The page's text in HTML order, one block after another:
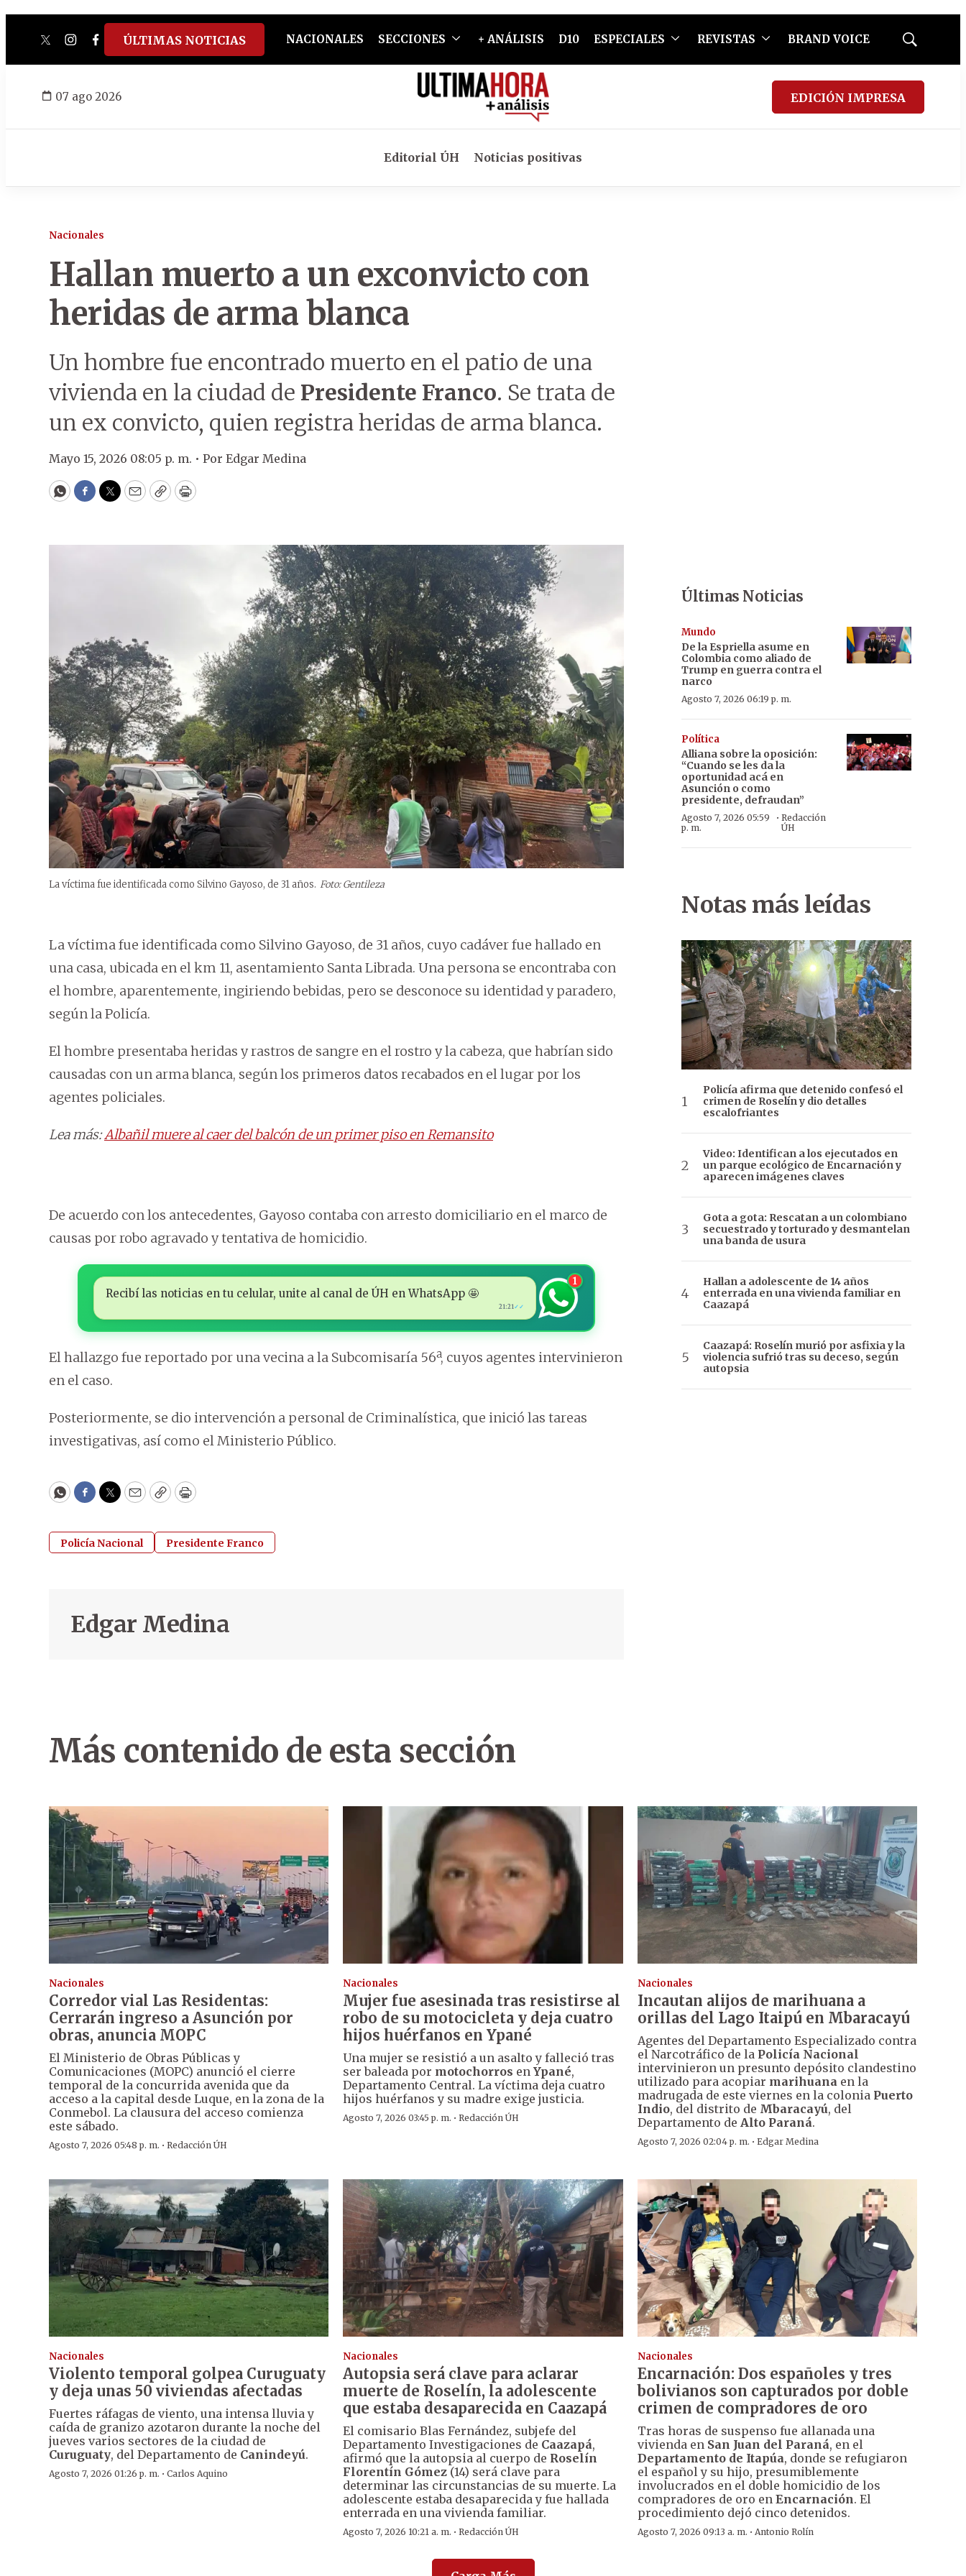
twitterinstagram
facebook
tiktokyoutube
spotify
ÚLTIMAS NOTICIAS NACIONALES SECCIONES + ANÁLISIS D10 ESPECIALES REVISTAS BRAND VOICE
Mostrar
07 ago 2026 EDICIÓN IMPRESA
Editorial ÚH Noticias positivas
Nacionales
Hallan muerto a un exconvicto con
heridas de arma blanca
Un hombre fue encontrado muerto en el patio de una
vivienda en la ciudad de Presidente Franco. Se trata de
un ex convicto, quien registra heridas de arma blanca.
Mayo 15, 2026 08:05 p. m. • Por Edgar Medina
WhatsApp
Facebook
Twitter
EmailCopyPrint
La víctima fue identificada como Silvino Gayoso, de 31 años. Foto: Gentileza
La víctima fue identificada como Silvino Gayoso, de 31 años, cuyo cadáver fue hallado en
una casa, ubicada en el km 11, asentamiento Santa Librada. Una persona se encontraba con
el hombre, aparentemente, ingiriendo bebidas, pero se desconoce su identidad y paradero,
según la Policía.
El hombre presentaba heridas y rastros de sangre en el rostro y la cabeza, que habrían sido
causadas con un arma blanca, según los primeros datos recabados en el lugar por los
agentes policiales.
Lea más:Albañil muere al caer del balcón de un primer piso en Remansito
De acuerdo con los antecedentes, Gayoso contaba con arresto domiciliario en el marco de
causas por robo agravado y tentativa de homicidio.
Recibí las noticias en tu celular, unite al canal de ÚH en WhatsApp 🤩
21:21✓✓
1
El hallazgo fue reportado por una vecina a la Subcomisaría 56ª, cuyos agentes intervinieron
en el caso.
Posteriormente, se dio intervención a personal de Criminalística, que inició las tareas
investigativas, así como el Ministerio Público.
WhatsApp
Facebook
Twitter
EmailCopyPrint
Policía Nacional Presidente Franco
Edgar Medina
Últimas Noticias
Mundo
De la Espriella asume en
Colombia como aliado de
Trump en guerra contra el
narco
Agosto 7, 2026 06:19 p. m.
Política
Alliana sobre la oposición:
“Cuando se les da la
oportunidad acá en
Asunción o como
presidente, defraudan”
Agosto 7, 2026 05:59
p. m.
·Redacción
ÚH
Notas más leídas
Policía afirma que detenido confesó el
crimen de Roselín y dio detalles
escalofriantes
Video: Identifican a los ejecutados en
un parque ecológico de Encarnación y
aparecen imágenes claves
Gota a gota: Rescatan a un colombiano
secuestrado y torturado y desmantelan
una banda de usura
Hallan a adolescente de 14 años
enterrada en una vivienda familiar en
Caazapá
Caazapá: Roselín murió por asfixia y la
violencia sufrió tras su deceso, según
autopsia
Más contenido de esta sección
Nacionales
Corredor vial Las Residentas:
Cerrarán ingreso a Asunción por
obras, anuncia MOPC
El Ministerio de Obras Públicas y
Comunicaciones (MOPC) anunció el cierre
temporal de la concurrida avenida que da
acceso a la capital desde Luque, en la zona de la
Conmebol. La clausura del acceso comienza
este sábado.
Agosto 7, 2026 05:48 p. m. · Redacción ÚH
Nacionales
Mujer fue asesinada tras resistirse al
robo de su motocicleta y deja cuatro
hijos huérfanos en Ypané
Una mujer se resistió a un asalto y falleció tras
ser baleada por motochorros enYpané,
Departamento Central. La víctima deja cuatro
hijos huérfanos y su madre exige justicia.
Agosto 7, 2026 03:45 p. m. ·Redacción ÚH
Nacionales
Incautan alijos de marihuana a
orillas del Lago Itaipú en Mbaracayú
Agentes del Departamento Especializado contra
el Narcotráfico de la Policía Nacional
intervinieron un presunto depósito clandestino
utilizado para acopiar marihuanaen la
madrugada de este viernes en la colonia Puerto
Indio, del distrito de Mbaracayú, del
Departamento de Alto Paraná.
Agosto 7, 2026 02:04 p. m. · Edgar Medina
Nacionales
Violento temporal golpea Curuguaty
y deja unas 50 viviendas afectadas
Fuertes ráfagas de viento, una intensa lluvia y
caída de granizo azotaron durante la noche del
jueves varios sectores de la ciudad de
Curuguaty, del Departamento de Canindeyú.
Agosto 7, 2026 01:26 p. m. · Carlos Aquino
Nacionales
Autopsia será clave para aclarar
muerte de Roselín, la adolescente
que estaba desaparecida en Caazapá
El comisario Blas Fernández, subjefe del
Departamento Investigaciones de Caazapá,
afirmó que la autopsia al cuerpo de Roselín
Florentín Gómez (14) será clave para
determinar las circunstancias de su muerte. La
adolescente estaba desaparecida y fue hallada
enterrada en una vivienda familiar.
Agosto 7, 2026 10:21 a. m. ·Redacción ÚH
Nacionales
Encarnación: Dos españoles y tres
bolivianos son capturados por doble
crimen de compradores de oro
Tras horas de suspenso fue allanada una
vivienda en San Juan del Paraná, en el
Departamento de Itapúa, donde se refugiaron
el español y su hijo, presumiblemente
involucrados en el doble homicidio de los
compradores de oro en Encarnación. El
procedimiento dejó cinco detenidos.
Agosto 7, 2026 09:13 a. m. · Antonio Rolín